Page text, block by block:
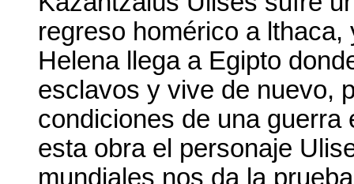
regreso homérico a
Helena llega a Egipto
esclavos y vive de nuevo,
condiciones de una guerra
esta obra el personaje
mundiales nos da la